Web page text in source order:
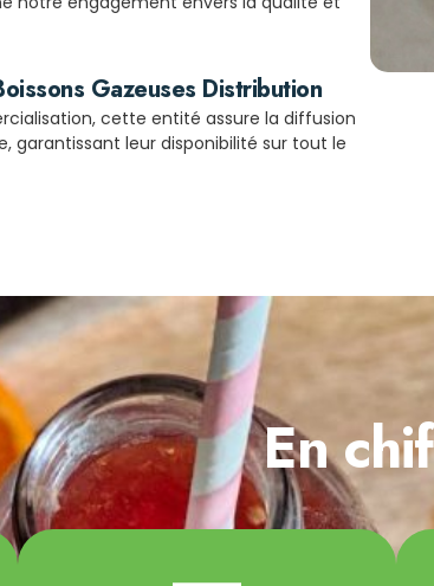
Gazeuses Distribution
cette entité assure la diffusion
garantissant leur disponibilité sur tout le
En